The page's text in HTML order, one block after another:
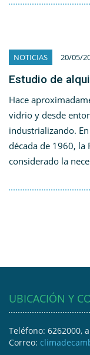
NOTICIAS 20/05/
Estudio de
Hace
vidrio y desde
industrializando.
década de 1960, la
considerado la
UBICACIÓN Y
Teléfono: 6262000,
Correo: